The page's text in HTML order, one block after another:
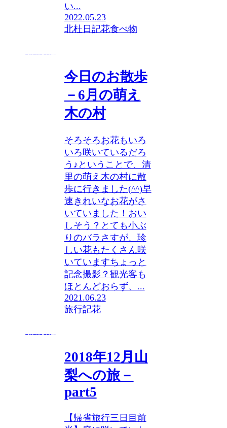
い...
2022.05.23
北杜日記花食べ物
今日のお散歩
－6月の萌え
木の村
そろそろお花もいろ
いろ咲いているだろ
う♪ということで、清
里の萌え木の村に散
歩に行きました(^^)早
速きれいなお花がさ
いていました！おい
しそう？とても小ぶ
りのバラさすが、珍
しい花もたくさん咲
いていますちょっと
記念撮影？観光客も
ほとんどおらず、...
2021.06.23
旅行記花
2018年12月山
梨への旅－
part5
【帰省旅行三日目前